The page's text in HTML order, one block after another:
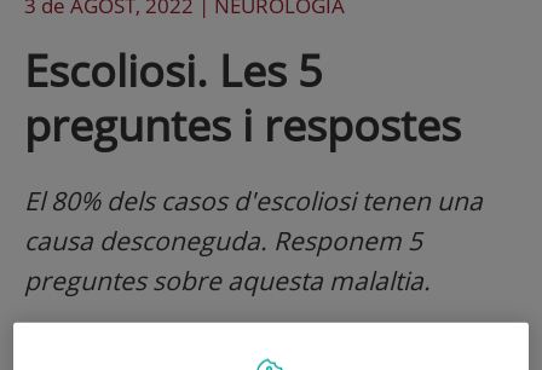
Escoliosi. Les 5
preguntes i respostes
El 80% dels casos d'escoliosi tenen una
causa desconeguda. Responem 5
preguntes sobre aquesta malaltia.